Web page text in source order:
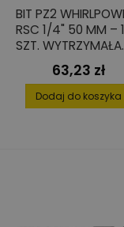
BIT PZ2
RSC 1/4" 50 MM –
SZT. WYTRZYMAŁA
STAL S2Cena
63,23 zł
Dodaj do koszyka